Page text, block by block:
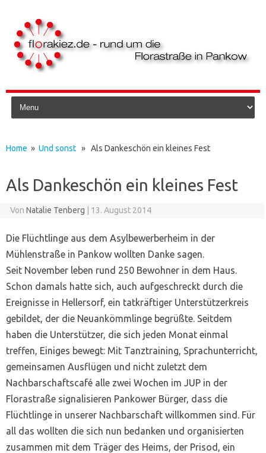
Skip to content
Home » Und sonst » Als Dankeschön ein kleines Fest
Als Dankeschön ein kleines Fest
Von Natalie Tenberg 13. August 2014
Die Flüchtlinge aus dem Asylbewerberheim in der
Mühlenstraße in Pankow wollten Danke sagen.
Seit November leben rund 250 Bewohner in dem Haus.
Schon damals hatte sich, auch aufgeschreckt durch die
Ereignisse in Hellersorf, ein tatkräftiger Unterstützerkreis
gebildet, der die Neuankömmlinge begrüßte. Seitdem
haben die Unterstützer, die sich jeden Monat einmal
treffen, Einiges bewegt: Mit Tanztraining, Sprachunterricht,
gemeinsamen Ausflügen und nicht zuletzt dem
Nachbarschaftscafé alle zwei Wochen im JUP in der
Florastraße signalisieren Pankower Bürger, dass die
Flüchtlinge in unserer Nachbarschaft willkommen sind. Für
all das wollten die sich nun bedanken und organisierten
zusammen mit dem Träger des Heims, der Prisod, ein